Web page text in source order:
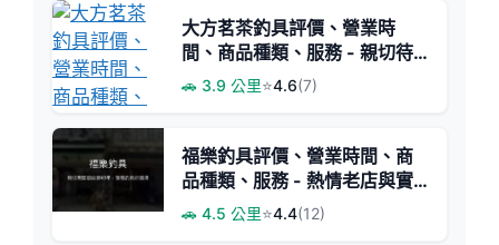
大方茗茶釣具評價、營業時
間、商品種類、服務 - 親切待
人與釣具選擇
🚗 3.9 公里⭐4.6(7)
福樂釣具評價、營業時間、商
品種類、服務 - 熱情老店與實
惠價格
🚗 4.5 公里⭐4.4(12)